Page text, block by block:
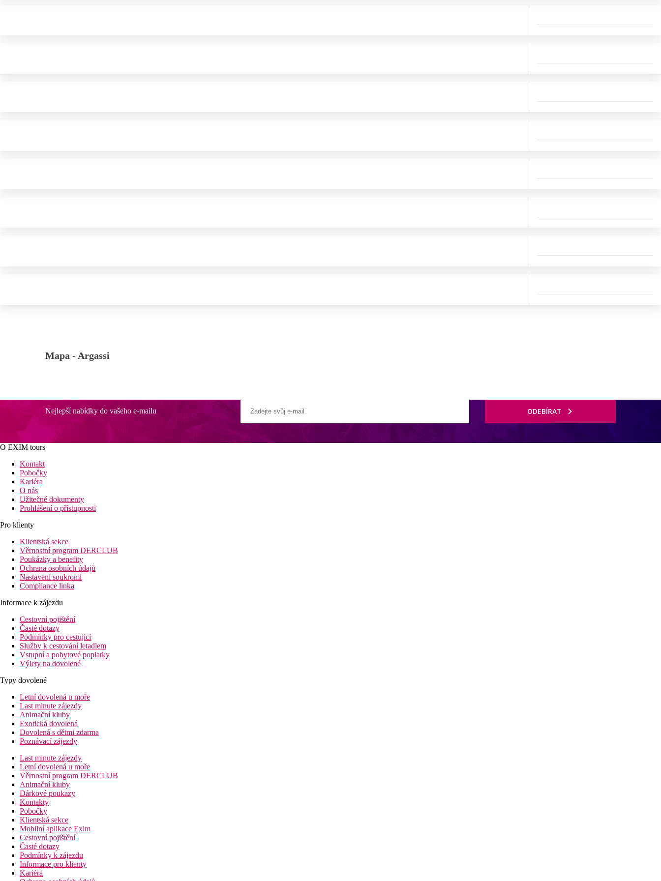
Mapa - Argassi
Nejlepší nabídky do vašeho e-mailu ODEBÍRAT
O EXIM tours
Kontakt
Pobočky
Kariéra
O nás
Užitečné dokumenty
Prohlášení o přístupnosti
Pro klienty
Klientská sekce
Věrnostní program DERCLUB
Poukázky a benefity
Ochrana osobních údajů
Nastavení soukromí
Compliance linka
Informace k zájezdu
Cestovní pojištění
Časté dotazy
Podmínky pro cestující
Služby k cestování letadlem
Vstupní a pobytové poplatky
Výlety na dovolené
Typy dovolené
Letní dovolená u moře
Last minute zájezdy
Animační kluby
Exotická dovolená
Dovolená s dětmi zdarma
Poznávací zájezdy
Last minute zájezdy
Letní dovolená u moře
Věrnostní program DERCLUB
Animační kluby
Dárkové poukazy
Kontakty
Pobočky
Klientská sekce
Mobilní aplikace Exim
Cestovní pojištění
Časté dotazy
Podmínky k zájezdu
Informace pro klienty
Kariéra